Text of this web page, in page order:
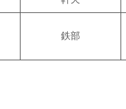
鉄部